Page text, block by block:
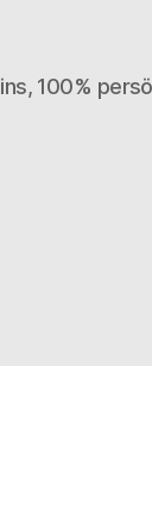
100%